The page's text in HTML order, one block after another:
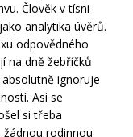
Člověk v tísni
analytika úvěrů.
odpovědného
na dně žebříčků
ignoruje
Asi se
si třeba
rodinnou